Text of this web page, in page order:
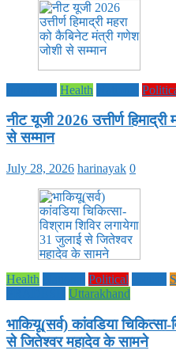
Health
नीट यूजी 2026 उत्तीर्ण
से सम्मान
July 28, 2026 harinayak 0
Health Political
Uttarakhand
भाकियू(सर्व) कांवडिया
से जितेश्वर महादेव के सामने